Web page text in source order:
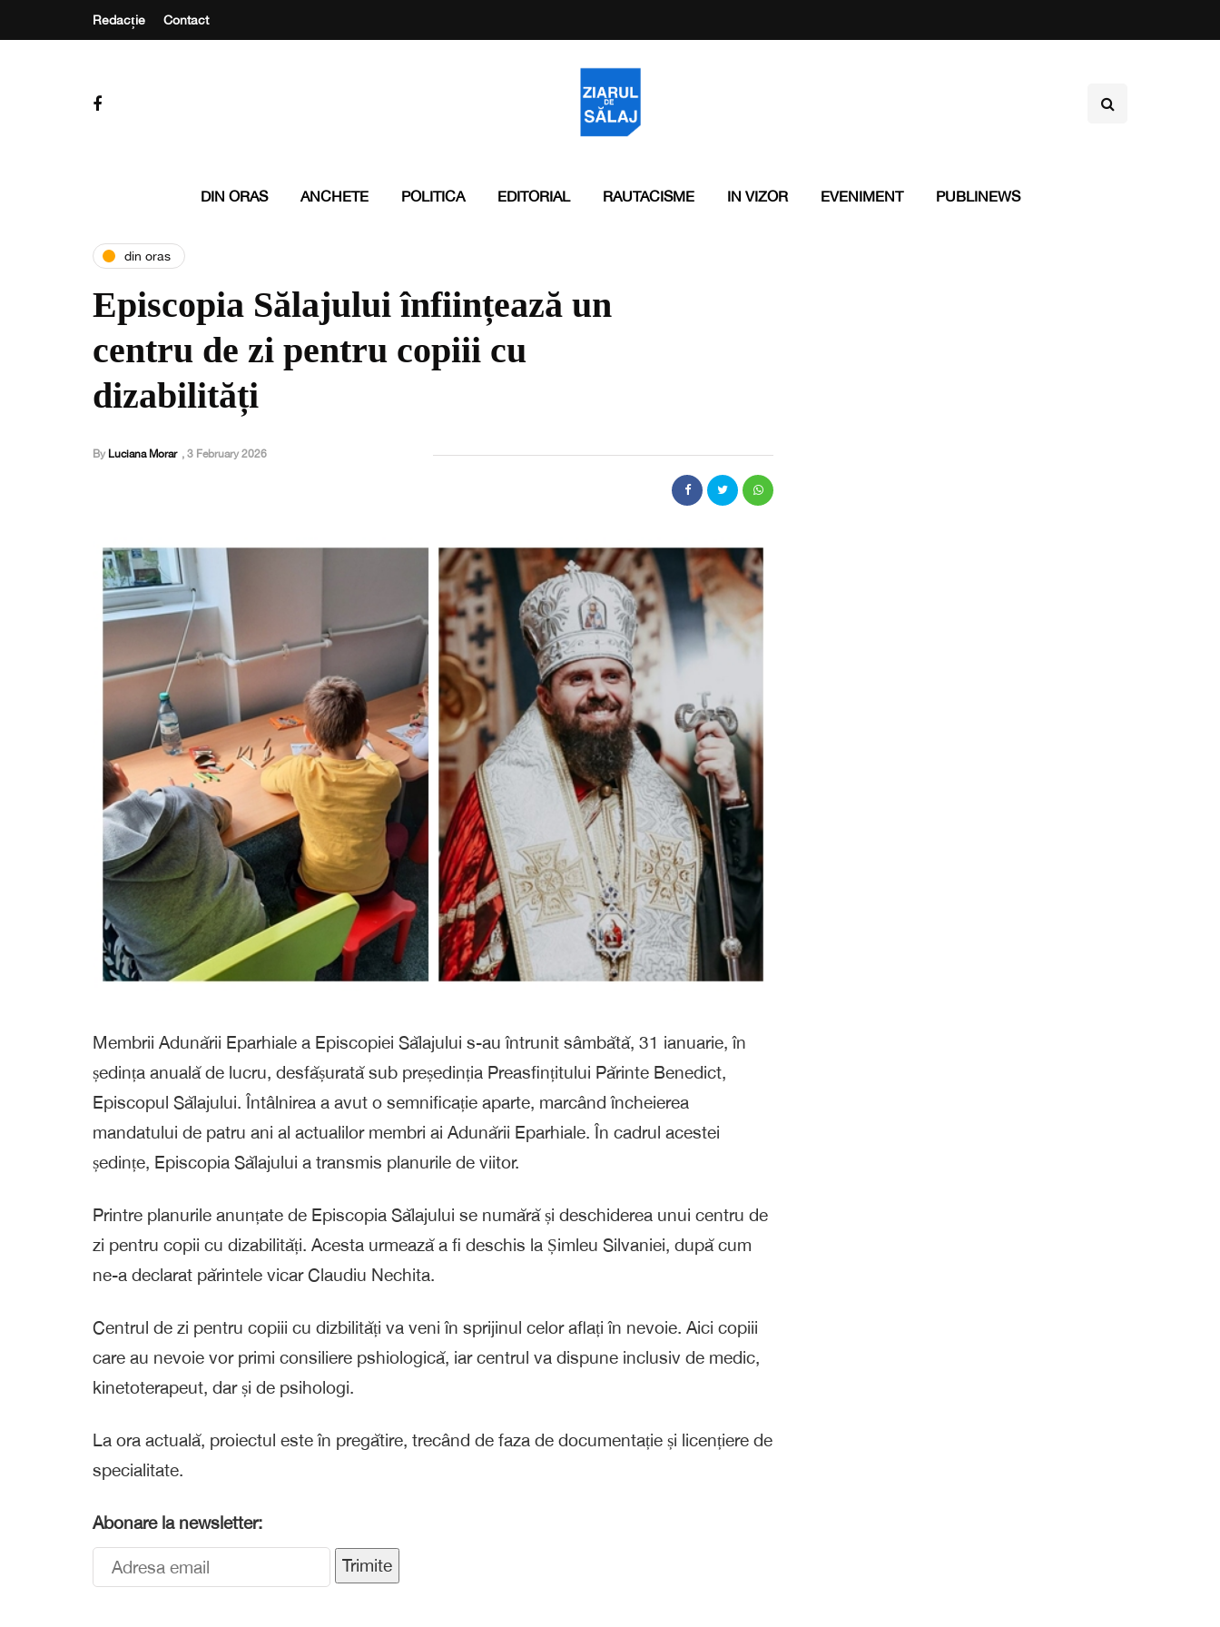
Redacție Contact
DIN ORAS ANCHETE POLITICA EDITORIAL RAUTACISME IN VIZOR EVENIMENT PUBLINEWS
din oras
Episcopia Sălajului înființează un
centru de zi pentru copiii cu
dizabilități
By Luciana Morar , 3 February 2026
Membrii Adunării Eparhiale a Episcopiei Sălajului s-au întrunit sâmbătă, 31 ianuarie, în
ședința anuală de lucru, desfășurată sub președinția Preasfințitului Părinte Benedict,
Episcopul Sălajului. Întâlnirea a avut o semnificație aparte, marcând încheierea
mandatului de patru ani al actualilor membri ai Adunării Eparhiale. În cadrul acestei
ședințe, Episcopia Sălajului a transmis planurile de viitor.
Printre planurile anunțate de Episcopia Sălajului se numără și deschiderea unui centru de
zi pentru copii cu dizabilități. Acesta urmează a fi deschis la Șimleu Silvaniei, după cum
ne-a declarat părintele vicar Claudiu Nechita.
Centrul de zi pentru copiii cu dizbilități va veni în sprijinul celor aflați în nevoie. Aici copiii
care au nevoie vor primi consiliere pshiologică, iar centrul va dispune inclusiv de medic,
kinetoterapeut, dar și de psihologi.
La ora actuală, proiectul este în pregătire, trecând de faza de documentație și licențiere de
specialitate.
Abonare la newsletter:
Trimite